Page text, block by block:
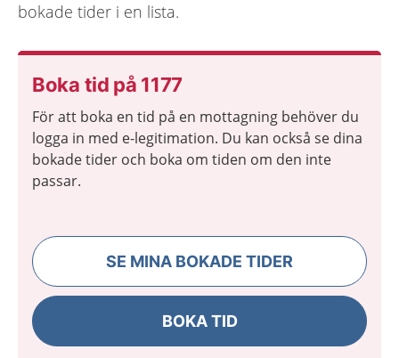
bokade tider i en lista.
Boka tid på 1177
För att boka en tid på en mottagning behöver du
logga in med e-legitimation. Du kan också se dina
bokade tider och boka om tiden om den inte
passar.
SE MINA BOKADE TIDER
BOKA TID